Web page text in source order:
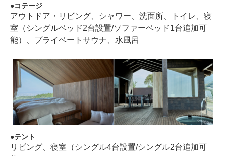
コテージ
アウトドア・リビング、シャワー、洗面所、トイレ、寝
室（シングルベッド2台設置/ソファーベッド1台追加可
能）、プライベートサウナ、水風呂
テント
リビング、寝室（シングル4台設置/シングル2台追加可